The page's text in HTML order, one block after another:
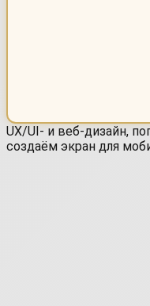
UX/UI- и веб-дизайн,
создаём экран для